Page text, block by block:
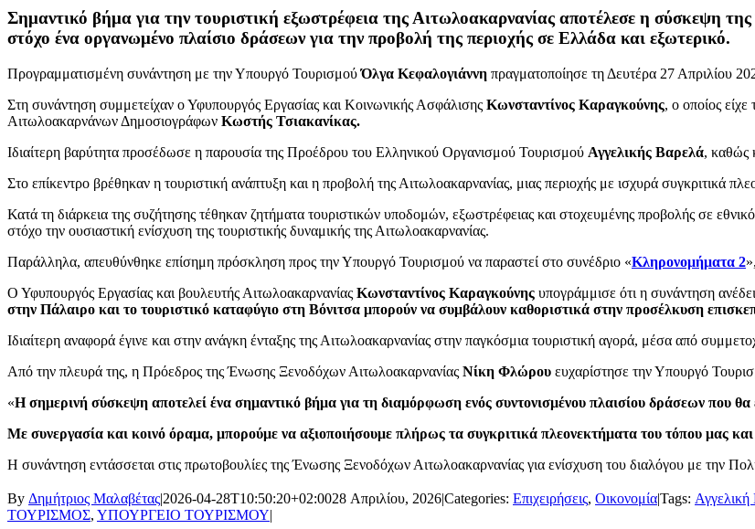
Σημαντικό βήμα για την τουριστική εξωστρέφεια της Αιτωλοακαρνανίας αποτέλεσε η
στόχο ένα οργανωμένο πλαίσιο δράσεων για την προβολή της περιοχής σε Ελλάδα και εξωτερικό.
Προγραμματισμένη συνάντηση με την Υπουργό ΤουρισμούΌλγα Κεφαλογιάννη πραγματοποίησε τη Δευτέρα 27 Απριλίου
Στη συνάντηση συμμετείχαν ο Υφυπουργός Εργασίας και Κοινωνικής Ασφάλισης Κωνσταντίνος Καραγκούνης, ο οποίος
Αιτωλοακαρνάνων Δημοσιογράφων Κωστής Τσιακανίκας.
Ιδιαίτερη βαρύτητα προσέδωσε η παρουσία της Προέδρου του Ελληνικού Οργανισμού Τουρισμού Αγγελικής Βαρελά, καθώς
Στο επίκεντρο βρέθηκαν η τουριστική ανάπτυξη και η προβολή της Αιτωλοακαρνανίας, μιας περιοχής με ισχυρά συγκριτικά
Κατά τη διάρκεια της συζήτησης τέθηκαν ζητήματα τουριστικών υποδομών, εξωστρέφειας και στοχευμένης προβολής σε
στόχο την ουσιαστική ενίσχυση της τουριστικής δυναμικής της Αιτωλοακαρνανίας.
Παράλληλα, απευθύνθηκε επίσημη πρόσκληση προς την Υπουργό Τουρισμού να παραστεί στο συνέδριο «Κληρονομήματα 2
Ο Υφυπουργός Εργασίας και βουλευτής Αιτωλοακαρνανίας Κωνσταντίνος Καραγκούνης υπογράμμισε ότι η συνάντηση
στην Πάλαιρο και το τουριστικό καταφύγιο στη Βόνιτσα μπορούν να συμβάλουν καθοριστικά στην προσέλκυση
Ιδιαίτερη αναφορά έγινε και στην ανάγκη ένταξης της Αιτωλοακαρνανίας στην παγκόσμια τουριστική αγορά, μέσα από
Από την πλευρά της, η Πρόεδρος της Ένωσης Ξενοδόχων Αιτωλοακαρνανίας Νίκη Φλώρου ευχαρίστησε την Υπουργό
«Η σημερινή σύσκεψη αποτελεί ένα σημαντικό βήμα για τη διαμόρφωση ενός συντονισμένου πλαισίου δράσεων που θα
Με συνεργασία και κοινό όραμα, μπορούμε να αξιοποιήσουμε πλήρως τα συγκριτικά πλεονεκτήματα του τόπου μας
Η συνάντηση εντάσσεται στις πρωτοβουλίες της Ένωσης Ξενοδόχων Αιτωλοακαρνανίας για ενίσχυση του διαλόγου με την
By Δημήτριος Μαλαβέτας|2026-04-28T10:50:20+02:0028 Απριλίου, 2026|Categories: Επιχειρήσεις, Οικονομία|Tags:
ΤΟΥΡΙΣΜΟΣ, ΥΠΟΥΡΓΕΙΟ ΤΟΥΡΙΣΜΟΥ|